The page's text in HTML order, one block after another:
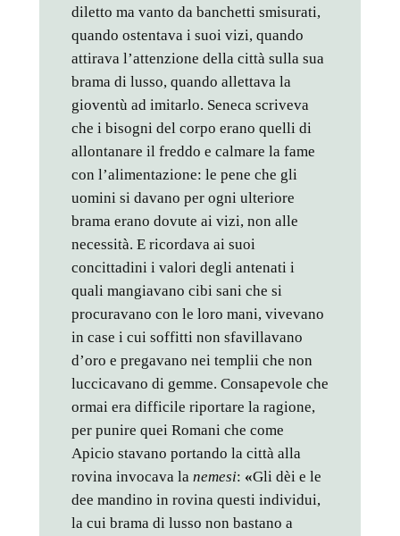
diletto ma vanto da banchetti smisurati,
quando ostentava i suoi vizi, quando
attirava l’attenzione della città sulla sua
brama di lusso, quando allettava la
gioventù ad imitarlo. Seneca scriveva
che i bisogni del corpo erano quelli di
allontanare il freddo e calmare la fame
con l’alimentazione: le pene che gli
uomini si davano per ogni ulteriore
brama erano dovute ai vizi, non alle
necessità. E ricordava ai suoi
concittadini i valori degli antenati i
quali mangiavano cibi sani che si
procuravano con le loro mani, vivevano
in case i cui soffitti non sfavillavano
d’oro e pregavano nei templii che non
luccicavano di gemme. Consapevole che
ormai era difficile riportare la ragione,
per punire quei Romani che come
Apicio stavano portando la città alla
rovina invocava la nemesi: «Gli dèi e le
dee mandino in rovina questi individui,
la cui brama di lusso non bastano a